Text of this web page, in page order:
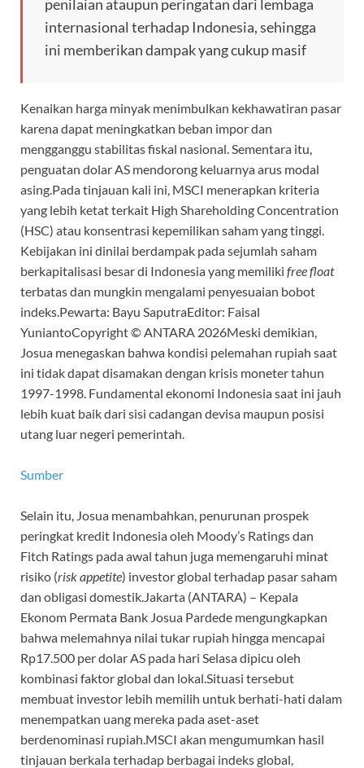
penilaian ataupun peringatan dari lembaga
internasional terhadap Indonesia, sehingga
ini memberikan dampak yang cukup masif
Kenaikan harga minyak menimbulkan kekhawatiran pasar
karena dapat meningkatkan beban impor dan
mengganggu stabilitas fiskal nasional. Sementara itu,
penguatan dolar AS mendorong keluarnya arus modal
asing.Pada tinjauan kali ini, MSCI menerapkan kriteria
yang lebih ketat terkait High Shareholding Concentration
(HSC) atau konsentrasi kepemilikan saham yang tinggi.
Kebijakan ini dinilai berdampak pada sejumlah saham
berkapitalisasi besar di Indonesia yang memiliki free float
terbatas dan mungkin mengalami penyesuaian bobot
indeks.Pewarta: Bayu SaputraEditor: Faisal
YuniantoCopyright © ANTARA 2026Meski demikian,
Josua menegaskan bahwa kondisi pelemahan rupiah saat
ini tidak dapat disamakan dengan krisis moneter tahun
1997-1998. Fundamental ekonomi Indonesia saat ini jauh
lebih kuat baik dari sisi cadangan devisa maupun posisi
utang luar negeri pemerintah.
Sumber
Selain itu, Josua menambahkan, penurunan prospek
peringkat kredit Indonesia oleh Moody’s Ratings dan
Fitch Ratings pada awal tahun juga memengaruhi minat
risiko (risk appetite) investor global terhadap pasar saham
dan obligasi domestik.Jakarta (ANTARA) – Kepala
Ekonom Permata Bank Josua Pardede mengungkapkan
bahwa melemahnya nilai tukar rupiah hingga mencapai
Rp17.500 per dolar AS pada hari Selasa dipicu oleh
kombinasi faktor global dan lokal.Situasi tersebut
membuat investor lebih memilih untuk berhati-hati dalam
menempatkan uang mereka pada aset-aset
berdenominasi rupiah.MSCI akan mengumumkan hasil
tinjauan berkala terhadap berbagai indeks global,